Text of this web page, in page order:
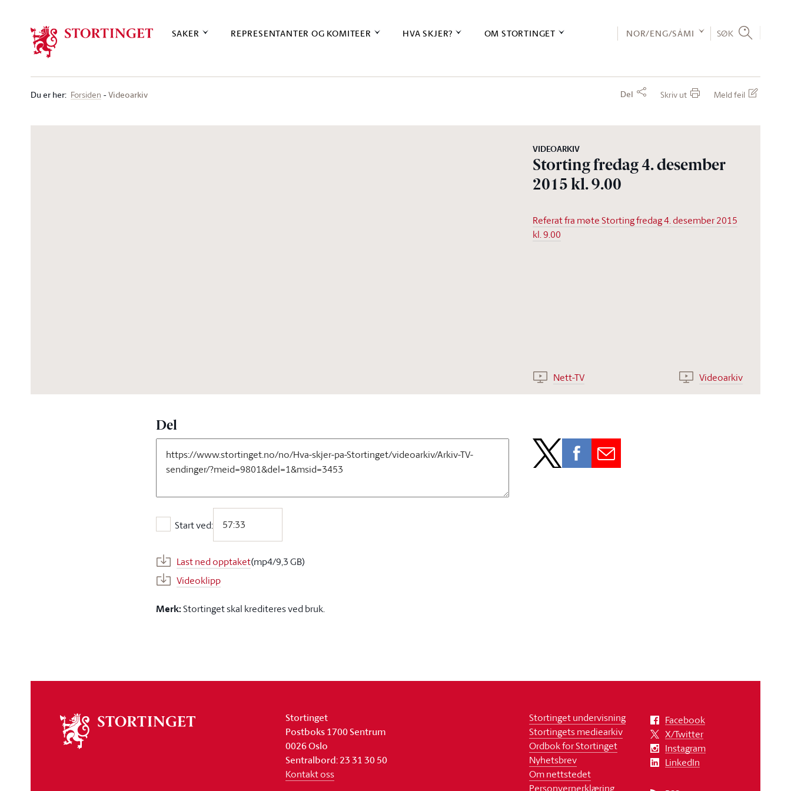
SAKER REPRESENTANTER OG KOMITEER HVA SKJER? OM STORTINGET NOR/ENG/SÁMI SØK
Du er her: Forsiden Videoarkiv Del Skriv ut Meld feil
VIDEOARKIV
Storting fredag 4. desember
2015 kl. 9.00
Referat fra møte Storting fredag 4. desember 2015
kl. 9.00
Nett-TV Videoarkiv
Del
Start ved:
Start ved:
Last ned opptaket(mp4/9,3 GB)
Videoklipp
Merk:Stortinget skal krediteres ved bruk.
stortinget
Stortinget
Postboks 1700 Sentrum
0026 Oslo
Sentralbord: 23 31 30 50
Kontakt oss
Stortinget undervisning
Stortingets mediearkiv
Ordbok for Stortinget
Nyhetsbrev
Om nettstedet
Personvernerklæring
Facebook
X/Twitter
Instagram
LinkedIn